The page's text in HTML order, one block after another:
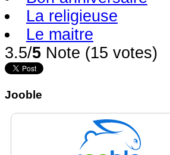
La religieuse
Le maitre
3.5/5 Note (15 votes)
Jooble